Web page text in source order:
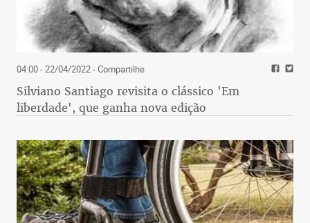
04:00 - 22/04/2022- Compartilhe
Silviano Santiago revisita o clássico 'Em
liberdade', que ganha nova edição